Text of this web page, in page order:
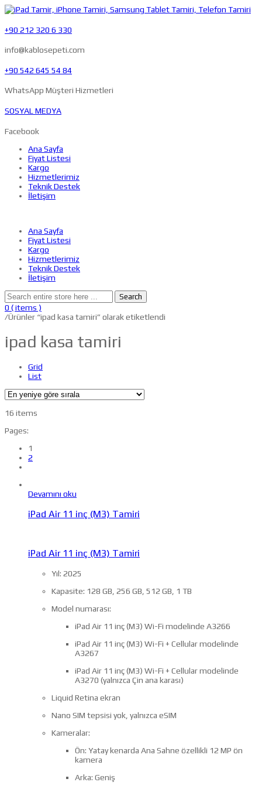
+90 212 320 6 330
info@kablosepeti.com
+90 542 645 54 84
WhatsApp Müşteri Hizmetleri
SOSYAL MEDYA
Facebook
Ana Sayfa
Fiyat Listesi
Kargo
Hizmetlerimiz
Teknik Destek
İletişim
Ana Sayfa
Fiyat Listesi
Kargo
Hizmetlerimiz
Teknik Destek
İletişim
Search
0 ( items )
/Ürünler “ipad kasa tamiri” olarak etiketlendi
ipad kasa tamiri
Grid
List
16 items
Pages:
1
2
Devamını oku
iPad Air 11 inç (M3) Tamiri
iPad Air 11 inç (M3) Tamiri
Yıl: 2025
Kapasite: 128 GB, 256 GB, 512 GB, 1 TB
Model numarası:
iPad Air 11 inç (M3) Wi-Fi modelinde A3266
iPad Air 11 inç (M3) Wi-Fi + Cellular modelinde
A3267
iPad Air 11 inç (M3) Wi-Fi + Cellular modelinde
A3270 (yalnızca Çin ana karası)
Liquid Retina ekran
Nano SIM tepsisi yok, yalnızca eSIM
Kameralar:
Ön: Yatay kenarda Ana Sahne özellikli 12 MP ön
kamera
Arka: Geniş